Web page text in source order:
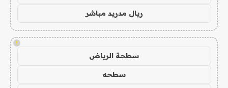
ريال مدريد مباشر
!
سطحة الرياض
سطحه